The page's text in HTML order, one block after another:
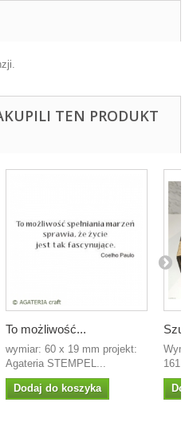
TEN PRODUKT
To możliwość...
wymiar: 60 x 19 mm projekt:
Agateria STEMPEL...
Dodaj do koszyka
161,